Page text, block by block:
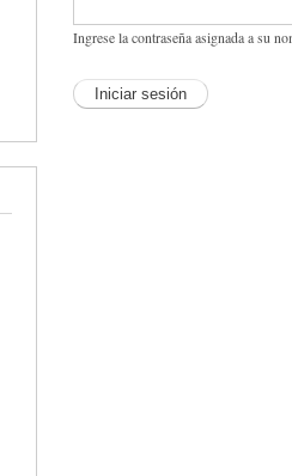
Ingrese la contraseña asignada a su